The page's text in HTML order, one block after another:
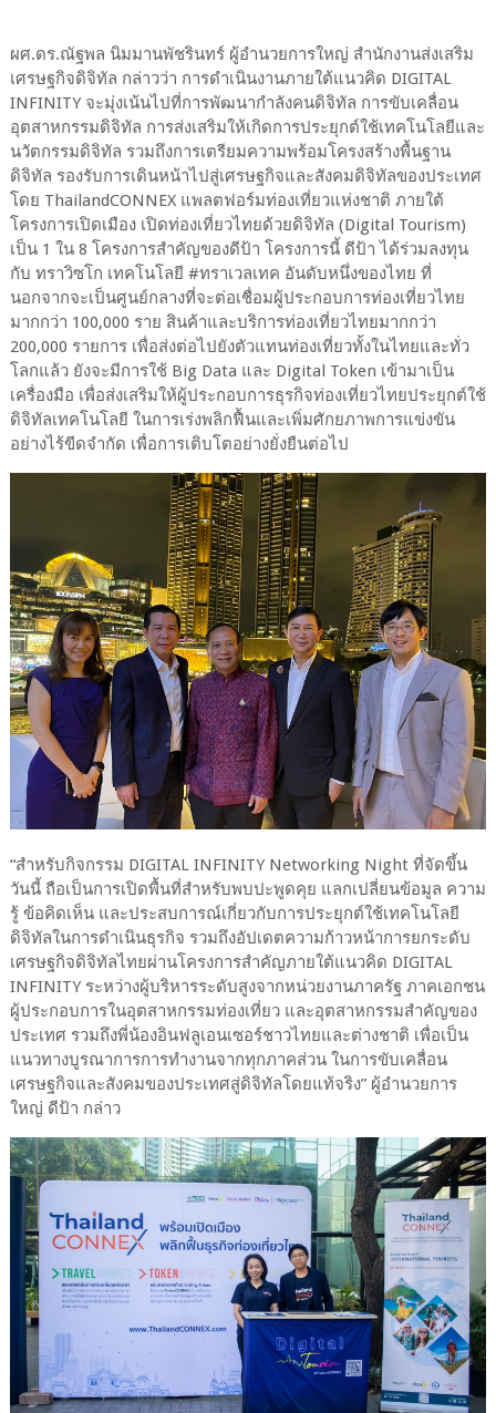
ผศ.ดร.ณัฐพล นิมมานพัชรินทร์ ผู้อำนวยการใหญ่ สำนักงานส่งเสริม
เศรษฐกิจดิจิทัล กล่าวว่า การดำเนินงานภายใต้แนวคิด DIGITAL
INFINITY จะมุ่งเน้นไปที่การพัฒนากำลังคนดิจิทัล การขับเคลื่อน
อุตสาหกรรมดิจิทัล การส่งเสริมให้เกิดการประยุกต์ใช้เทคโนโลยีและ
นวัตกรรมดิจิทัล รวมถึงการเตรียมความพร้อมโครงสร้างพื้นฐาน
ดิจิทัล รองรับการเดินหน้าไปสู่เศรษฐกิจและสังคมดิจิทัลของประเทศ
โดย ThailandCONNEX แพลตฟอร์มท่องเที่ยวแห่งชาติ ภายใต้
โครงการเปิดเมือง เปิดท่องเที่ยวไทยด้วยดิจิทัล (Digital Tourism)
เป็น 1 ใน 8 โครงการสำคัญของดีป้า โครงการนี้ ดีป้า ได้ร่วมลงทุน
กับ ทราวิซโก เทคโนโลยี #ทราเวลเทค อันดับหนึ่งของไทย ที่
นอกจากจะเป็นศูนย์กลางที่จะต่อเชื่อมผู้ประกอบการท่องเที่ยวไทย
มากกว่า 100,000 ราย สินค้าและบริการท่องเที่ยวไทยมากกว่า
200,000 รายการ เพื่อส่งต่อไปยังตัวแทนท่องเที่ยวทั้งในไทยและทั่ว
โลกแล้ว ยังจะมีการใช้ Big Data และ Digital Token เข้ามาเป็น
เครื่องมือ เพื่อส่งเสริมให้ผู้ประกอบการธุรกิจท่องเที่ยวไทยประยุกต์ใช้
ดิจิทัลเทคโนโลยี ในการเร่งพลิกฟื้นและเพิ่มศักยภาพการแข่งขัน
อย่างไร้ขีดจำกัด เพื่อการเติบโตอย่างยั่งยืนต่อไป
“สำหรับกิจกรรม DIGITAL INFINITY Networking Night ที่จัดขึ้น
วันนี้ ถือเป็นการเปิดพื้นที่สำหรับพบปะพูดคุย แลกเปลี่ยนข้อมูล ความ
รู้ ข้อคิดเห็น และประสบการณ์เกี่ยวกับการประยุกต์ใช้เทคโนโลยี
ดิจิทัลในการดำเนินธุรกิจ รวมถึงอัปเดตความก้าวหน้าการยกระดับ
เศรษฐกิจดิจิทัลไทยผ่านโครงการสำคัญภายใต้แนวคิด DIGITAL
INFINITY ระหว่างผู้บริหารระดับสูงจากหน่วยงานภาครัฐ ภาคเอกชน
ผู้ประกอบการในอุตสาหกรรมท่องเที่ยว และอุตสาหกรรมสำคัญของ
ประเทศ รวมถึงพี่น้องอินฟลูเอนเซอร์ชาวไทยและต่างชาติ เพื่อเป็น
แนวทางบูรณาการการทำงานจากทุกภาคส่วน ในการขับเคลื่อน
เศรษฐกิจและสังคมของประเทศสู่ดิจิทัลโดยแท้จริง” ผู้อำนวยการ
ใหญ่ ดีป้า กล่าว